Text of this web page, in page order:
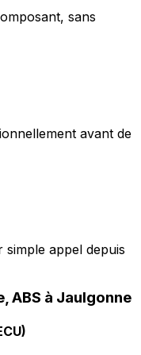
sans
avant de
simple appel depuis
ABS à Jaulgonne